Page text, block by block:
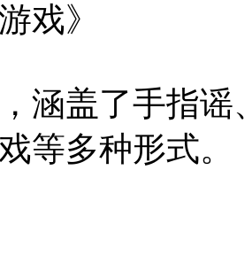
戏》
涵盖了手指谣
等多种形式。